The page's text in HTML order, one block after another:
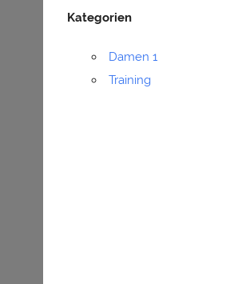
Kategorien
Damen 1
Training